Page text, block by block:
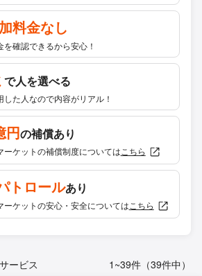
料金なし
を確認できるから安心！
で人を選べる
した人なので内容がリアル！
円の補償あり
ーケットの補償制度については こちら
トロールあり
ーケットの安心・安全については こちら
ービス 1~39件（39件中）